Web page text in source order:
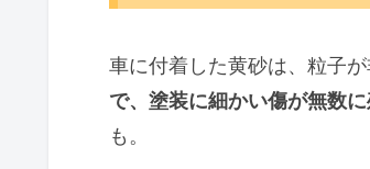
車に付着した黄砂は、粒子が
で、塗装に細かい傷が無数
も。